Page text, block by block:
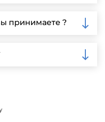
собственный
и надежной
принимаете ?
переводы,
информацию о